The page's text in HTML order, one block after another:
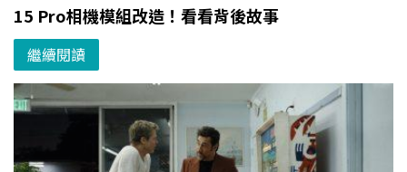
15 Pro相機模組改造！看看背後故事
繼續閱讀